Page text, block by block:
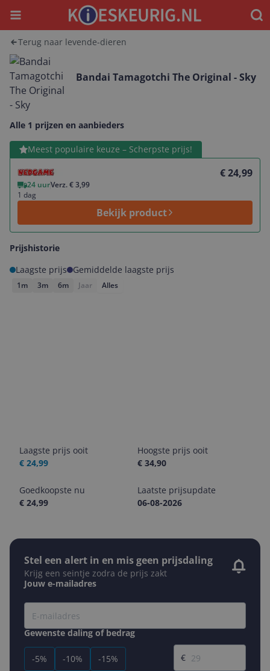
Menu
Terug naar levende-dieren
Bandai Tamagotchi The Original - Sky
Alle 1 prijzen en aanbieders
Meest populaire keuze – Scherpste prijs!
€ 24,99
24 uurVerz. € 3,99
1 dag
Bekijk product
Bekijk product
Prijshistorie
Laagste prijs
Gemiddelde laagste prijs
1m 3m 6m Jaar Alles
Laagste prijs ooit
€ 24,99
Hoogste prijs ooit
€ 34,90
Goedkoopste nu
€ 24,99
Laatste prijsupdate
06-08-2026
Stel een alert in en mis geen prijsdaling
Krijg een seintje zodra de prijs zakt
Jouw e-mailadres
Gewenste daling of bedrag
-5% -10% -15%
Gewenste prijs
€